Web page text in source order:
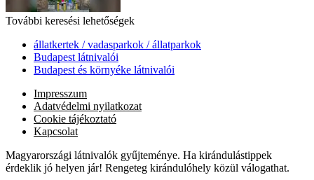
További keresési lehetőségek
állatkertek / vadasparkok / állatparkok
Budapest látnivalói
Budapest és környéke látnivalói
Impresszum
Adatvédelmi nyilatkozat
Cookie tájékoztató
Kapcsolat
Magyarországi látnivalók gyűjteménye. Ha kirándulástippek
érdeklik jó helyen jár! Rengeteg kirándulóhely közül válogathat.